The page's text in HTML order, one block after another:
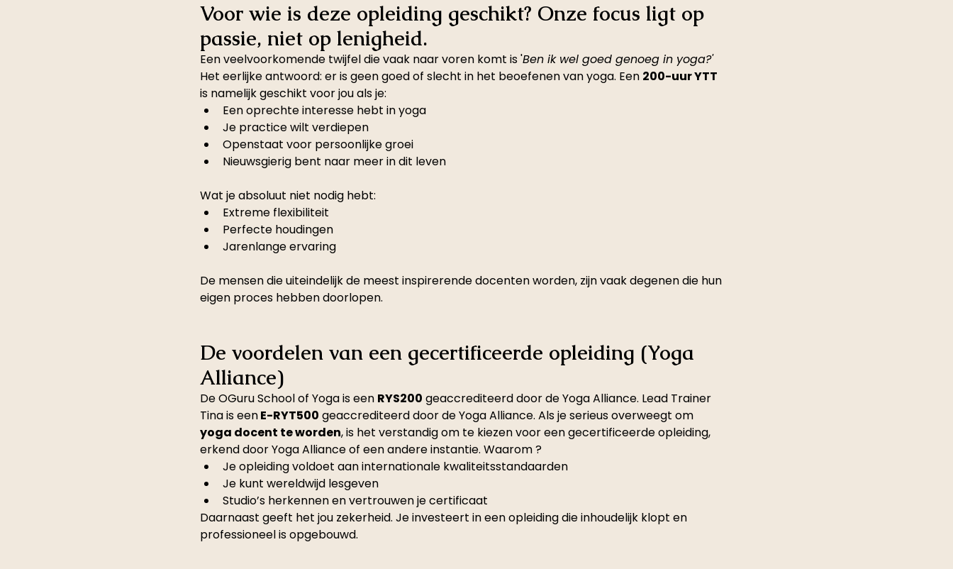
Voor wie is deze opleiding geschikt? Onze focus ligt op
passie, niet op lenigheid.
Een veelvoorkomende twijfel die vaak naar voren komt is 'Ben ik wel goed genoeg in yoga?'
Het eerlijke antwoord: er is geen goed of slecht in het beoefenen van yoga. Een 200-uur YTT
is namelijk geschikt voor jou als je:
Een oprechte interesse hebt in yoga
Je practice wilt verdiepen
Openstaat voor persoonlijke groei
Nieuwsgierig bent naar meer in dit leven
Wat je absoluut niet nodig hebt:
Extreme flexibiliteit
Perfecte houdingen
Jarenlange ervaring
De mensen die uiteindelijk de meest inspirerende docenten worden, zijn vaak degenen die hun
eigen proces hebben doorlopen.
De voordelen van een gecertificeerde opleiding (Yoga
Alliance)
De OGuru School of Yoga is een RYS200 geaccrediteerd door de Yoga Alliance. Lead Trainer
Tina is een E-RYT500 geaccrediteerd door de Yoga Alliance. Als je serieus overweegt om
yoga docent te worden, is het verstandig om te kiezen voor een gecertificeerde opleiding,
erkend door Yoga Alliance of een andere instantie. Waarom ?
Je opleiding voldoet aan internationale kwaliteitsstandaarden
Je kunt wereldwijd lesgeven
Studio’s herkennen en vertrouwen je certificaat
Daarnaast geeft het jou zekerheid. Je investeert in een opleiding die inhoudelijk klopt en
professioneel is opgebouwd.